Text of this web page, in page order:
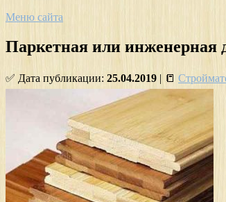
Меню сайта
Паркетная или инженерная
✅ Дата публикации: 25.04.2019 | 📒